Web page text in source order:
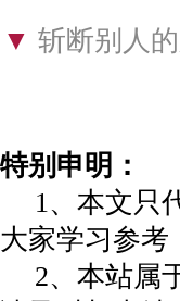
▼ 斩断别人
特别申明：
1、本文只
大家学习参考
2、本站属